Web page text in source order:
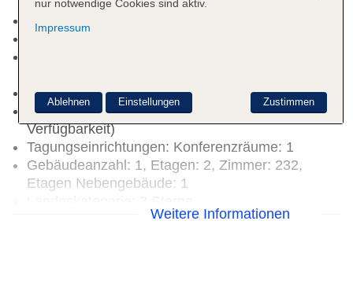
Internetterminal: ohne Gebühr
Wäscheservice: gegen Gebühr
Haustiere nicht erlaubt
Parkmöglichkeiten: Parkplatz (nach
Verfügbarkeit)
Tagungseinrichtungen: Konferenzräume: 1
Gebäudeanzahl: 1, Etagen: 2, Zimmer: 232,
Etagen Nebengebäude: 1
Weitere Informationen
nur notwendige Cookies sind aktiv.
Impressum
Zustimmen
Ablehnen Einstellungen